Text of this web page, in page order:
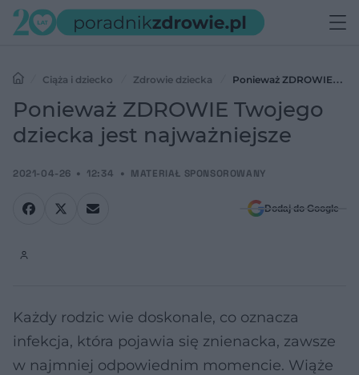
Ciąża i dziecko Zdrowie dziecka
Ponieważ ZDROWIE
Twojego dziecka jest najważniejsze
Ponieważ ZDROWIE Twojego
dziecka jest najważniejsze
2021-04-26 12:34 MATERIAŁ SPONSOROWANY
Dodaj do Google
Każdy rodzic wie doskonale, co oznacza
infekcja, która pojawia się znienacka, zawsze
w najmniej odpowiednim momencie. Wiąże